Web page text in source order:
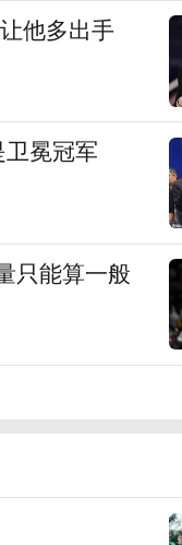
他多出手
冕冠军
只能算一般